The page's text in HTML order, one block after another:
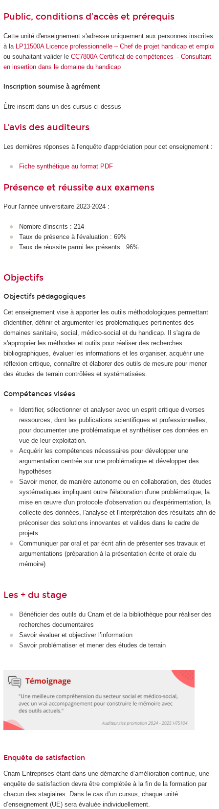
Public, conditions d’accès et prérequis
Cette unité d'enseignement s'adresse uniquement aux personnes inscrites
à la
LP11500A Licence professionnelle – Chef de projet handicap et emploi
ou souhaitant valider le CC7800A Certificat de compétences – Consultant
en insertion dans le domaine du handicap
Inscription soumise à agrément
Être inscrit dans un des cursus ci-dessus
L'avis des auditeurs
Les dernières réponses à l'enquête d'appréciation pour cet enseignement :
Fiche synthétique au format PDF
Présence et réussite aux examens
Pour l'année universitaire 2023-2024 :
Nombre d'inscrits : 214
Taux de présence à l'évaluation : 69%
Taux de réussite parmi les présents : 96%
Objectifs
Objectifs pédagogiques
Cet enseignement vise à apporter les outils méthodologiques permettant
d'identifier, définir et argumenter les problématiques pertinentes des
domaines sanitaire, social, médico-social et du handicap. Il s'agira de
s'approprier les méthodes et outils pour réaliser des recherches
bibliographiques, évaluer les informations et les organiser, acquérir une
réflexion critique, connaître et élaborer des outils de mesure pour mener
des études de terrain contrôlées et systématisées.
Compétences visées
Identifier, sélectionner et analyser avec un esprit critique diverses
ressources, dont les publications scientifiques et professionnelles,
pour documenter une problématique et synthétiser ces données en
vue de leur exploitation.
Acquérir les compétences nécessaires pour développer une
argumentation centrée sur une problématique et développer des
hypothèses
Savoir mener, de manière autonome ou en collaboration, des études
systématiques impliquant outre l'élaboration d'une problématique, la
mise en œuvre d'un protocole d'observation ou d'expérimentation, la
collecte des données, l'analyse et l'interprétation des résultats afin de
préconiser des solutions innovantes et valides dans le cadre de
projets.
Communiquer par oral et par écrit afin de présenter ses travaux et
argumentations (préparation à la présentation écrite et orale du
mémoire)
Les + du stage
Bénéficier des outils du Cnam et de la bibliothèque pour réaliser des
recherches documentaires
Savoir évaluer et objectiver l’information
Savoir problématiser et mener des études de terrain
Enquête de satisfaction
Cnam Entreprises étant dans une démarche d’amélioration continue, une
enquête de satisfaction devra être complétée à la fin de la formation par
chacun des stagiaires. Dans le cas d’un cursus, chaque unité
d’enseignement (UE) sera évaluée individuellement.